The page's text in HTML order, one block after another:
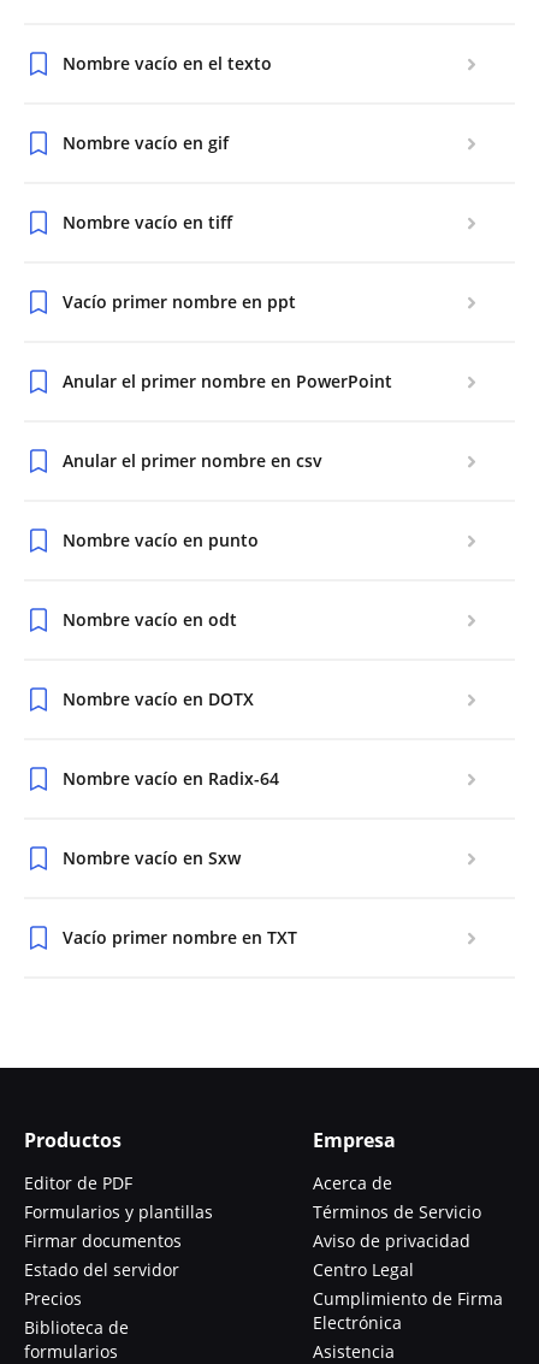
Nombre vacío en el texto
Nombre vacío en gif
Nombre vacío en tiff
Vacío primer nombre en ppt
Anular el primer nombre en PowerPoint
Anular el primer nombre en csv
Nombre vacío en punto
Nombre vacío en odt
Nombre vacío en DOTX
Nombre vacío en Radix-64
Nombre vacío en Sxw
Vacío primer nombre en TXT
Productos
Editor de PDF
Formularios y plantillas
Firmar documentos
Estado del servidor
Precios
Biblioteca de
formularios
Empresa
Acerca de
Términos de Servicio
Aviso de privacidad
Centro Legal
Cumplimiento de Firma
Electrónica
Asistencia